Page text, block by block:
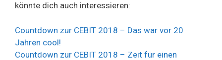
könnte dich auch interessieren:
Countdown zur CEBIT 2018 – Das war vor 20
Jahren cool!
Countdown zur CEBIT 2018 – Zeit für einen